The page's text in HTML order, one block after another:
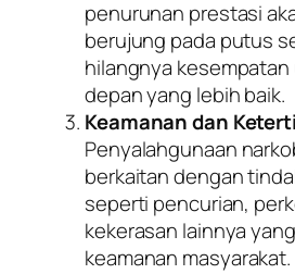
penurunan prestasi
berujung pada putus
hilangnya
depan yang lebih baik.
Keamanan dan
Penyalahgunaan
berkaitan dengan
seperti pencurian,
kekerasan lainnya
keamanan masyarakat.